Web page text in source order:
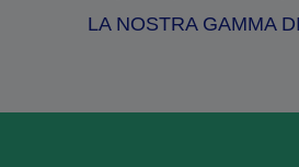
LA NOSTRA GAMMA